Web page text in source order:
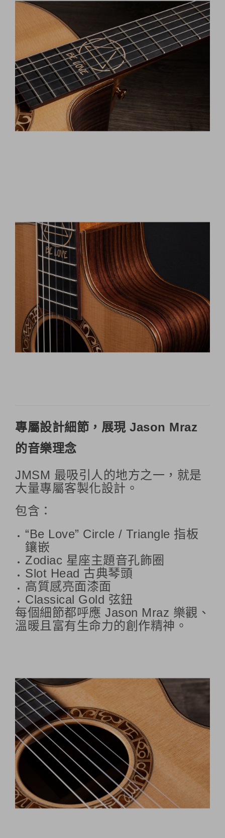
專屬設計細節，展現 Jason Mraz
的音樂理念
JMSM 最吸引人的地方之一，就是
大量專屬客製化設計。
包含：
“Be Love” Circle / Triangle 指板
鑲嵌
Zodiac 星座主題音孔飾圈
Slot Head 古典琴頭
高質感亮面漆面
Classical Gold 弦鈕
每個細節都呼應 Jason Mraz 樂觀、
溫暖且富有生命力的創作精神。